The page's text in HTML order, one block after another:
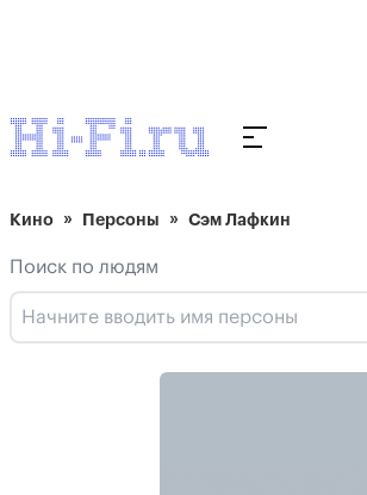
Кино Персоны Сэм Лафкин
Поиск по людям